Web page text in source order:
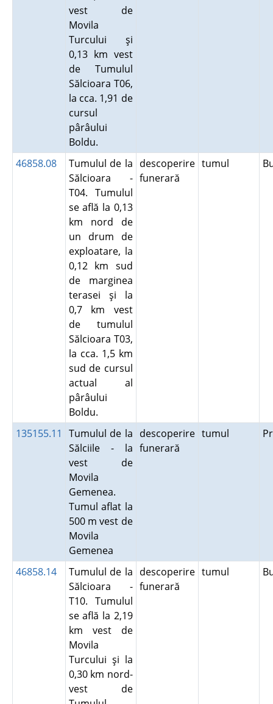
vest de
Movila
Turcului şi
0,13 km vest
de Tumulul
Sălcioara T06,
la cca. 1,91 de
cursul
pârâului
Boldu.
46858.08
Tumulul de la
Sălcioara -
T04. Tumulul
se află la 0,13
km nord de
un drum de
exploatare, la
0,12 km sud
de marginea
terasei şi la
0,7 km vest
de tumulul
Sălcioara T03,
la cca. 1,5 km
sud de cursul
actual al
pârâului
Boldu.
descoperire
funerară
tumul
135155.11
Tumulul de la
Sălciile - la
vest de
Movila
Gemenea.
Tumul aflat la
500 m vest de
Movila
Gemenea
descoperire
funerară
tumul
46858.14
Tumulul de la
Sălcioara -
T10. Tumulul
se află la 2,19
km vest de
Movila
Turcului şi la
0,30 km nord-
vest de
descoperire
funerară
tumul